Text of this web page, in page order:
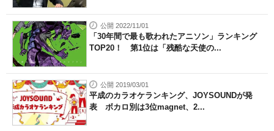
公開 2022/11/01
「30年間で最も歌われたアニソン」ランキング
TOP20！ 第1位は「残酷な天使の...
公開 2019/03/01
平成のカラオケランキング、JOYSOUNDが発
表 ボカロ別は3位magnet、2...